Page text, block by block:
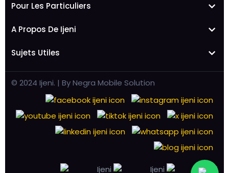
Pour Les Particuliers
A Propos De Ijeni
Sujets Utiles
© 2024 Ijeni. | By Negra Mobile Solution